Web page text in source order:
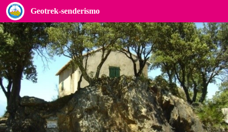
Geotrek-senderismo
El Casot del soldado
Casot du soldat - Montesquieu